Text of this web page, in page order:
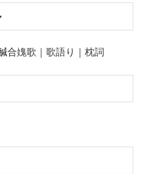
合媿歌｜歌語り｜枕詞